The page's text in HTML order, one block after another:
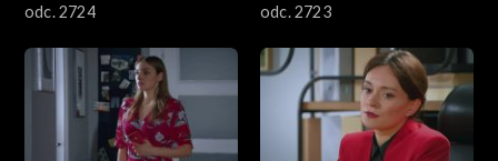
odc. 2724
odc. 2723